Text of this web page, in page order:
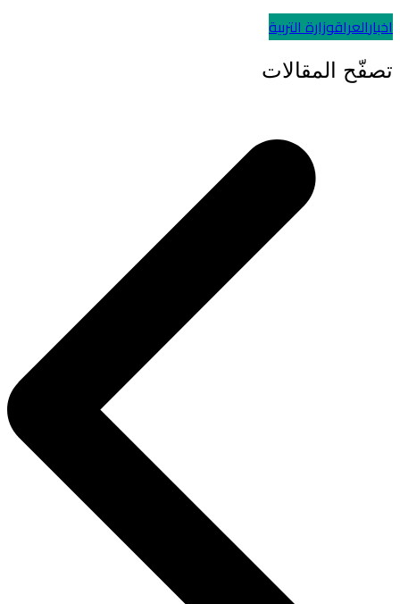
اخبارالعراقوزارة التربية
تصفّح المقالات